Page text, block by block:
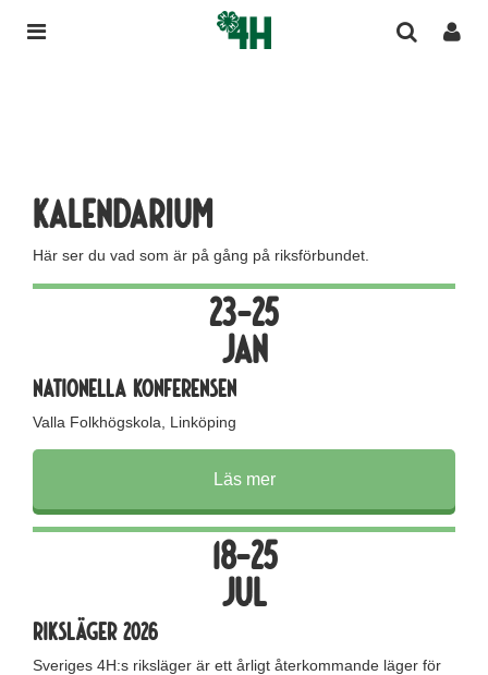
Kalendarium
Här ser du vad som är på gång på riksförbundet.
23-25
jan
nationella konferensen
Valla Folkhögskola, Linköping
Läs mer
18-25
jul
Riksläger 2026
Sveriges 4H:s riksläger är ett årligt återkommande läger för